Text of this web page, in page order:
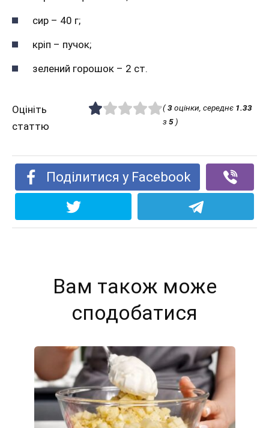
сир – 40 г;
кріп – пучок;
зелений горошок – 2 ст.
Оцініть
статтю
(3оцінки, середнє 1.33
з 5)
Поділитися у Facebook
Вам також може
сподобатися